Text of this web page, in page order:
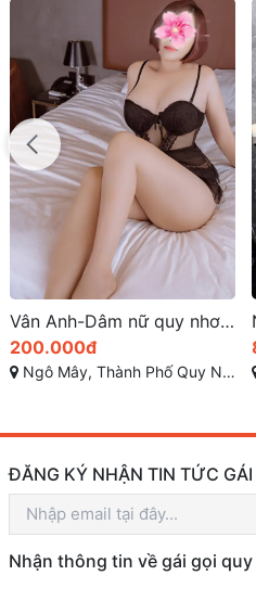
Vân Anh-Dâm nữ quy nhơn ngọt ngào tình cảm
200.000đ
Ngô Mây, Thành Phố Quy Nhơn, Bình Định
ĐĂNG KÝ NHẬN TIN TỨC GÁI
Nhận thông tin về gái gọi